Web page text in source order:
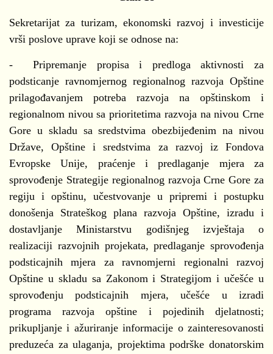
Sekretarijat za turizam, ekonomski razvoj i investicije
vrši poslove uprave koji se odnose na:
- Pripremanje propisa i predloga aktivnosti za
podsticanje ravnomjernog regionalnog razvoja Opštine
prilagođavanjem potreba razvoja na opštinskom i
regionalnom nivou sa prioritetima razvoja na nivou Crne
Gore u skladu sa sredstvima obezbijeđenim na nivou
Države, Opštine i sredstvima za razvoj iz Fondova
Evropske Unije, praćenje i predlaganje mjera za
sprovođenje Strategije regionalnog razvoja Crne Gore za
regiju i opštinu, učestvovanje u pripremi i postupku
donošenja Strateškog plana razvoja Opštine, izradu i
dostavljanje Ministarstvu godišnjeg izvještaja o
realizaciji razvojnih projekata, predlaganje sprovođenja
podsticajnih mjera za ravnomjerni regionalni razvoj
Opštine u skladu sa Zakonom i Strategijom i učešće u
sprovođenju podsticajnih mjera, učešće u izradi
programa razvoja opštine i pojedinih djelatnosti;
prikupljanje i ažuriranje informacije o zainteresovanosti
preduzeća za ulaganja, projektima podrške donatorskim